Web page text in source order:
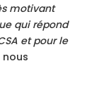
motivant
qui répond
et pour le
nous